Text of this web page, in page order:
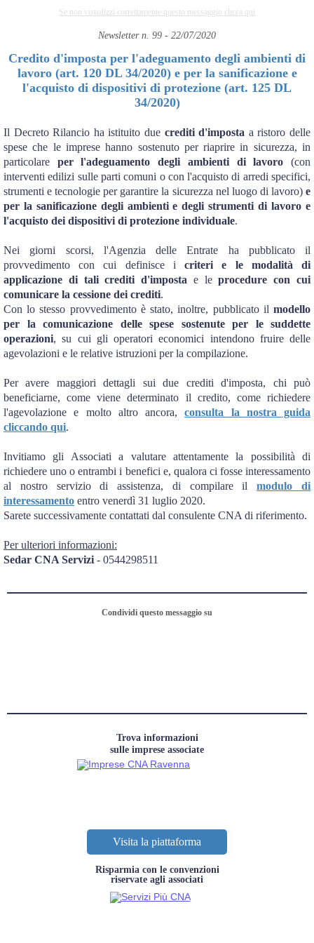
Se non visualizzi correttamente questo messaggio clicca qui
Newsletter n. 99 - 22/07/2020
Credito d'imposta per l'adeguamento degli ambienti di
lavoro (art. 120 DL 34/2020) e per la sanificazione e
l'acquisto di dispositivi di protezione (art. 125 DL
34/2020)
Il Decreto Rilancio ha istituito due crediti d'imposta a ristoro delle
spese che le imprese hanno sostenuto per riaprire in sicurezza, in
particolare per l'adeguamento degli ambienti di lavoro (con
interventi edilizi sulle parti comuni o con l'acquisto di arredi specifici,
strumenti e tecnologie per garantire la sicurezza nel luogo di lavoro) e
per la sanificazione degli ambienti e degli strumenti di lavoro e
l'acquisto dei dispositivi di protezione individuale.
Nei giorni scorsi, l'Agenzia delle Entrate ha pubblicato il
provvedimento con cui definisce icriteri e le modalità di
applicazione di tali crediti d'imposta e leprocedure con cui
comunicare la cessione dei crediti.
Con lo stesso provvedimento è stato, inoltre, pubblicato il modello
per la comunicazione delle spese sostenute per le suddette
operazioni, su cui gli operatori economici intendono fruire delle
agevolazioni e le relative istruzioni per la compilazione.
Per avere maggiori dettagli sui due crediti d'imposta, chi può
beneficiarne, come viene determinato il credito, come richiedere
l'agevolazione e molto altro ancora,consulta la nostra guida
cliccando qui.
Invitiamo gli Associati a valutare attentamente la possibilità di
richiedere uno o entrambi i benefici e, qualora ci fosse interessamento
al nostro servizio di assistenza, di compilare ilmodulo di
interessamento entro venerdì 31 luglio 2020.
Sarete successivamente contattati dal consulente CNA di riferimento.
Per ulteriori informazioni:
Sedar CNA Servizi - 0544298511
Condividi questo messaggio su
Trova informazioni
sulle imprese associate
Visita la piattaforma
Risparmia con le convenzioni
riservate agli associati